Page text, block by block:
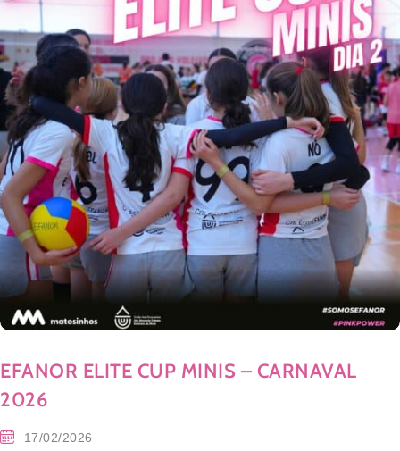
EFANOR ELITE CUP MINIS – CARNAVAL
2026
17/02/2026